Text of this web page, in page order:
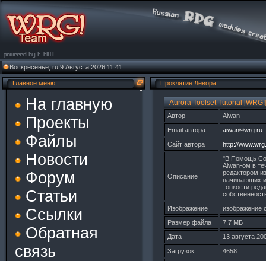
Воскресенье, ru 9 Августа 2026 11:41
Главное меню
На главную
Проекты
Файлы
Новости
Форум
Статьи
Ссылки
Обратная
связь
Проклятие Левора
Aurora Toolset Tutorial [WRG!]
Автор
Aiwan
Email автора
aiwan©wrg.ru
Сайт автора
http://
Описание
"В Помощь
Aiwan-ом в
редактором
начинающих
тонкости
Изображение
изображение
Размер файла
7,7 МБ
Дата
13 августа
Загрузок
4658